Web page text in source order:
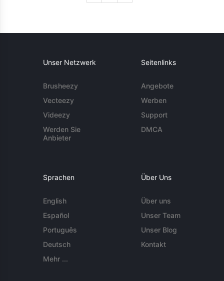
Unser Netzwerk
Brusheezy
Vecteezy
Videezy
Werden Sie
Anbieter
Seitenlinks
Angebote
Werben
Support
DMCA
Sprachen
English
Español
Português
Deutsch
Mehr ...
Über Uns
Über uns
Unser Team
Unser Blog
Kontakt